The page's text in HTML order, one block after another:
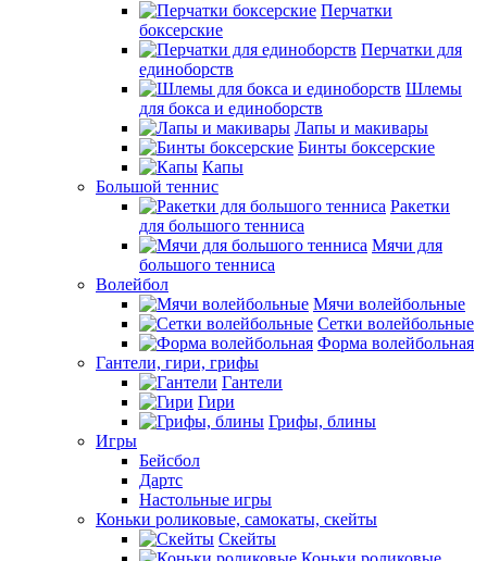
Перчатки
боксерские
Перчатки для
единоборств
Шлемы
для бокса и единоборств
Лапы и макивары
Бинты боксерские
Капы
Большой теннис
Ракетки
для большого тенниса
Мячи для
большого тенниса
Волейбол
Мячи волейбольные
Сетки волейбольные
Форма волейбольная
Гантели, гири, грифы
Гантели
Гири
Грифы, блины
Игры
Бейсбол
Дартс
Настольные игры
Коньки роликовые, самокаты, скейты
Скейты